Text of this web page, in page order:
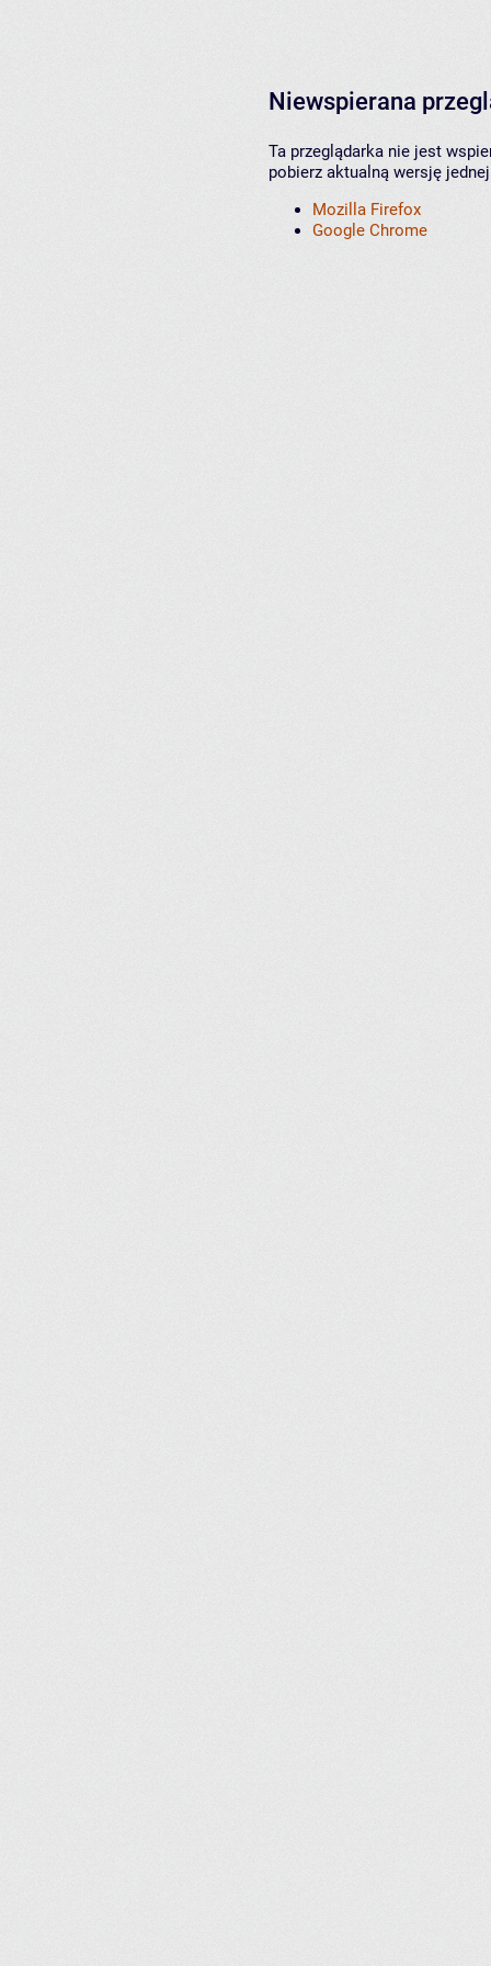
Niewspierana
Ta przeglądarka nie jest
pobierz aktualną wersję
Mozilla Firefox
Google Chrome